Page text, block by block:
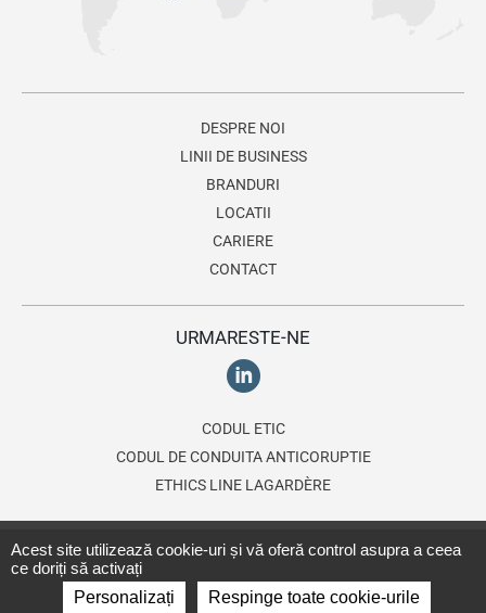
DESPRE NOI
LINII DE BUSINESS
BRANDURI
LOCATII
CARIERE
CONTACT
URMARESTE-NE
CODUL ETIC
CODUL DE CONDUITA ANTICORUPTIE
ETHICS LINE LAGARDÈRE
© 2026 Lagardère Travel Retail, divizie aGrupului Lagardère. Toate
drepturile rezervate.
Politica Cookies-Politica CCTV.
Acest site utilizează cookie-uri și vă oferă control asupra a ceea
ce doriți să activați
Personalizați
Respinge toate cookie-urile